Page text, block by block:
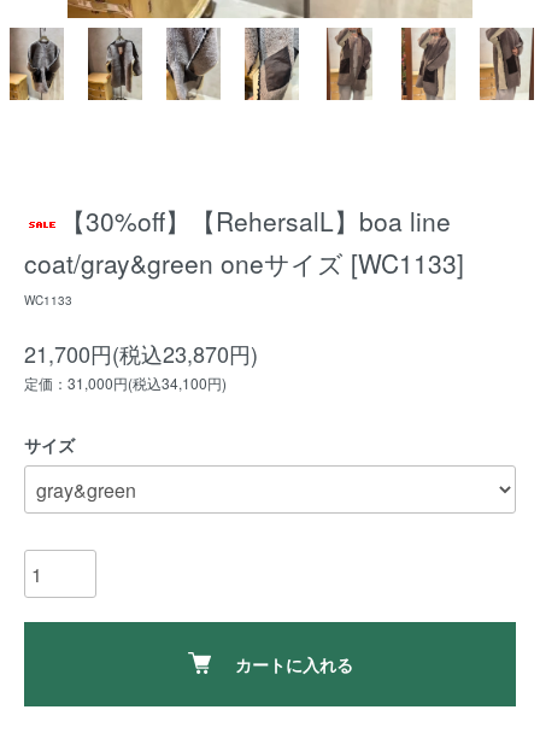
【30%off】【RehersalL】boa line
coat/gray&green oneサイズ [WC1133]
WC1133
21,700円(税込23,870円)
定価：31,000円(税込34,100円)
サイズ
カートに入れる